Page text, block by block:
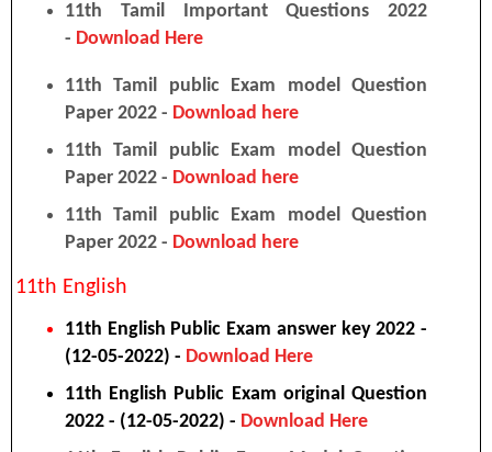
11th Tamil Important Questions 2022
- Download Here
11th Tamil public Exam model Question
Paper 2022 - Download here
11th Tamil public Exam model Question
Paper 2022 - Download here
11th Tamil public Exam model Question
Paper 2022 - Download here
11th English
11th English Public Exam answer key 2022 -
(12-05-2022) - Download Here
11th English Public Exam original Question
2022 - (12-05-2022) - Download Here